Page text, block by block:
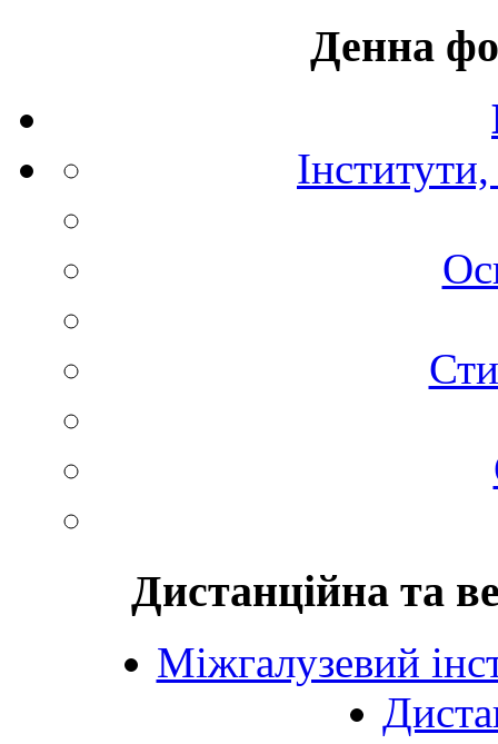
Денна
Дистанційна та
Міжгалузевий